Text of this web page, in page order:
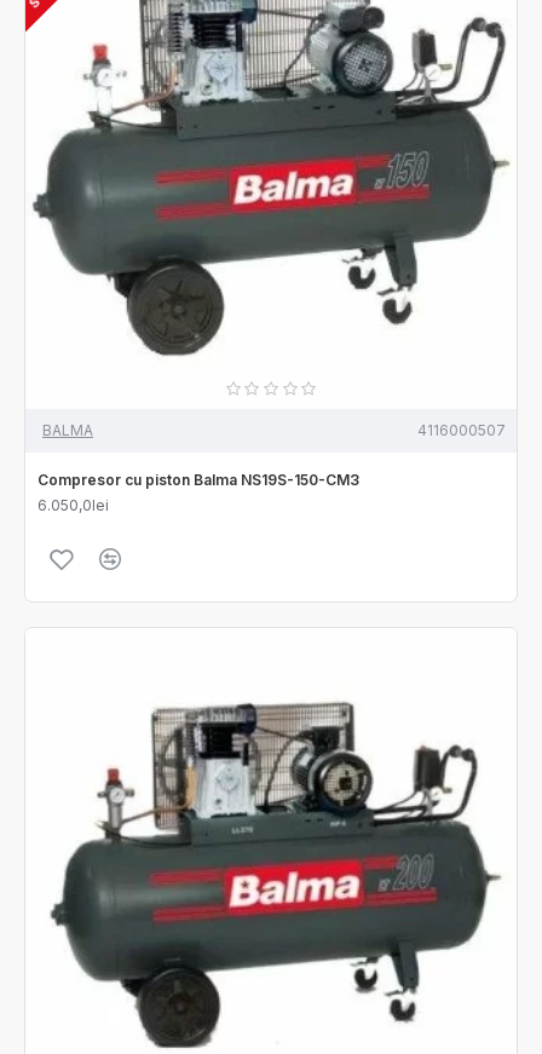
BALMA 4116000507
Compresor cu piston Balma NS19S-150-CM3
6.050,0lei